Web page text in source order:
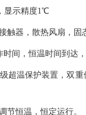
显示精度1℃
触器，散热风扇，固
间，恒温时间到达，
超温保护装置，双重
节恒温，恒定运行。